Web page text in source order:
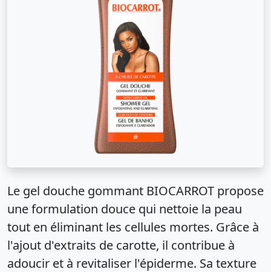
Le gel douche gommant BIOCARROT propose
une formulation douce qui nettoie la peau
tout en éliminant les cellules mortes. Grâce à
l'ajout d'extraits de carotte, il contribue à
adoucir et à revitaliser l'épiderme. Sa texture